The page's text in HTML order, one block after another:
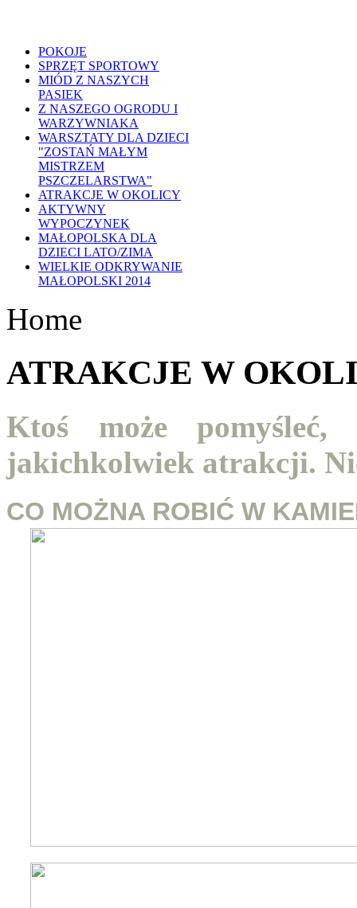
POKOJE
SPRZĘT SPORTOWY
MIÓD Z NASZYCH
PASIEK
Z NASZEGO OGRODU I
WARZYWNIAKA
WARSZTATY DLA DZIECI
"ZOSTAŃ MAŁYM
MISTRZEM
PSZCZELARSTWA"
ATRAKCJE W OKOLICY
AKTYWNY
WYPOCZYNEK
MAŁOPOLSKA DLA
DZIECI LATO/ZIMA
WIELKIE ODKRYWANIE
MAŁOPOLSKI 2014
Home
ATRAKCJE W
Ktoś może
jakichkolwiek atrakcji.
CO MOŻNA ROBIĆ W